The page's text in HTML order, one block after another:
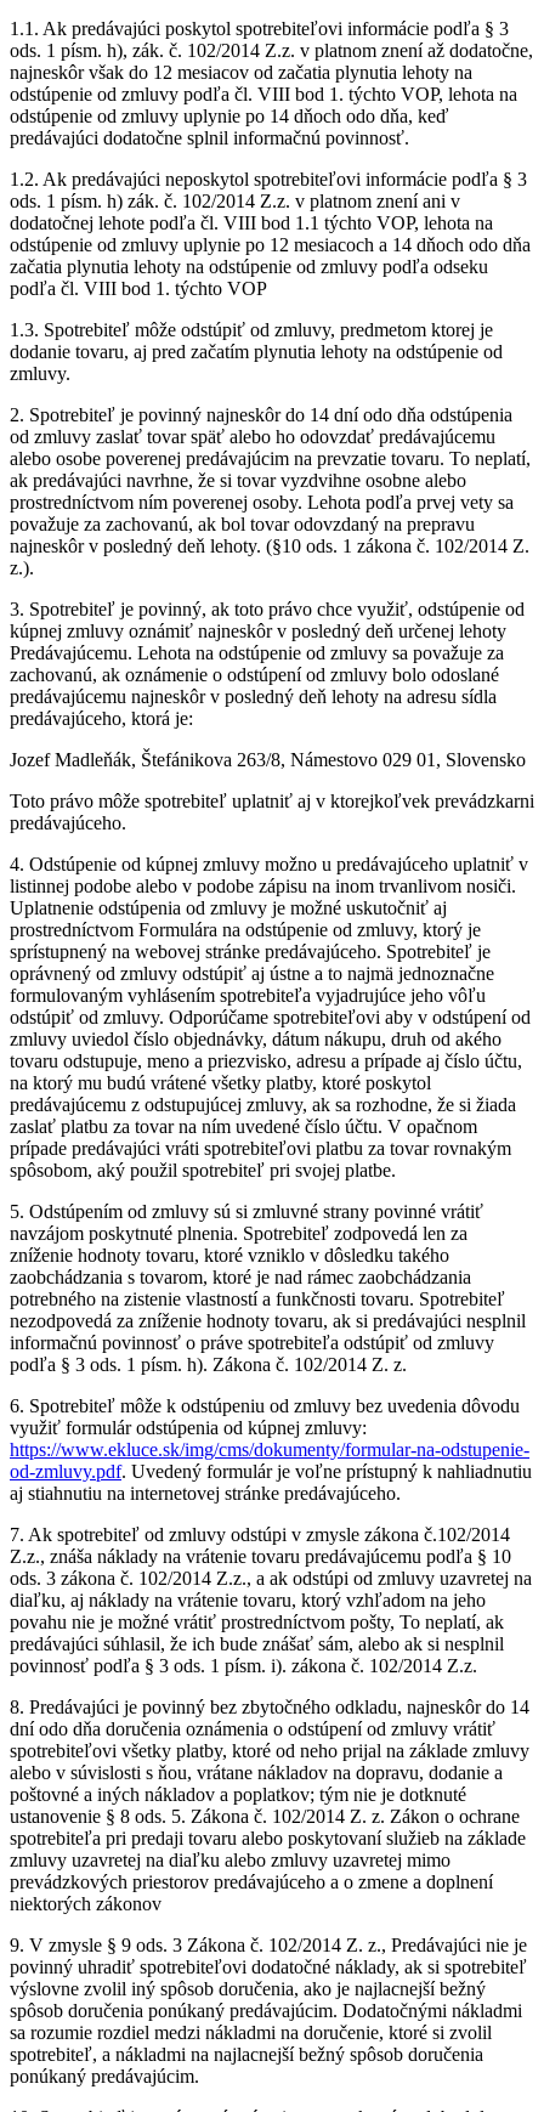
1.1. Ak predávajúci poskytol spotrebiteľovi informácie podľa § 3
ods. 1 písm. h), zák. č. 102/2014 Z.z. v platnom znení až dodatočne,
najneskôr však do 12 mesiacov od začatia plynutia lehoty na
odstúpenie od zmluvy podľa čl. VIII bod 1. týchto VOP, lehota na
odstúpenie od zmluvy uplynie po 14 dňoch odo dňa, keď
predávajúci dodatočne splnil informačnú povinnosť.
1.2. Ak predávajúci neposkytol spotrebiteľovi informácie podľa § 3
ods. 1 písm. h) zák. č. 102/2014 Z.z. v platnom znení ani v
dodatočnej lehote podľa čl. VIII bod 1.1 týchto VOP, lehota na
odstúpenie od zmluvy uplynie po 12 mesiacoch a 14 dňoch odo dňa
začatia plynutia lehoty na odstúpenie od zmluvy podľa odseku
podľa čl. VIII bod 1. týchto VOP
1.3. Spotrebiteľ môže odstúpiť od zmluvy, predmetom ktorej je
dodanie tovaru, aj pred začatím plynutia lehoty na odstúpenie od
zmluvy.
2. Spotrebiteľ je povinný najneskôr do 14 dní odo dňa odstúpenia
od zmluvy zaslať tovar späť alebo ho odovzdať predávajúcemu
alebo osobe poverenej predávajúcim na prevzatie tovaru. To neplatí,
ak predávajúci navrhne, že si tovar vyzdvihne osobne alebo
prostredníctvom ním poverenej osoby. Lehota podľa prvej vety sa
považuje za zachovanú, ak bol tovar odovzdaný na prepravu
najneskôr v posledný deň lehoty. (§10 ods. 1 zákona č. 102/2014 Z.
z.).
3. Spotrebiteľ je povinný, ak toto právo chce využiť, odstúpenie od
kúpnej zmluvy oznámiť najneskôr v posledný deň určenej lehoty
Predávajúcemu. Lehota na odstúpenie od zmluvy sa považuje za
zachovanú, ak oznámenie o odstúpení od zmluvy bolo odoslané
predávajúcemu najneskôr v posledný deň lehoty na adresu sídla
predávajúceho, ktorá je:
Jozef Madleňák, Štefánikova 263/8, Námestovo 029 01, Slovensko
Toto právo môže spotrebiteľ uplatniť aj v ktorejkoľvek prevádzkarni
predávajúceho.
4. Odstúpenie od kúpnej zmluvy možno u predávajúceho uplatniť v
listinnej podobe alebo v podobe zápisu na inom trvanlivom nosiči.
Uplatnenie odstúpenia od zmluvy je možné uskutočniť aj
prostredníctvom Formulára na odstúpenie od zmluvy, ktorý je
sprístupnený na webovej stránke predávajúceho. Spotrebiteľ je
oprávnený od zmluvy odstúpiť aj ústne a to najmä jednoznačne
formulovaným vyhlásením spotrebiteľa vyjadrujúce jeho vôľu
odstúpiť od zmluvy. Odporúčame spotrebiteľovi aby v odstúpení od
zmluvy uviedol číslo objednávky, dátum nákupu, druh od akého
tovaru odstupuje, meno a priezvisko, adresu a prípade aj číslo účtu,
na ktorý mu budú vrátené všetky platby, ktoré poskytol
predávajúcemu z odstupujúcej zmluvy, ak sa rozhodne, že si žiada
zaslať platbu za tovar na ním uvedené číslo účtu. V opačnom
prípade predávajúci vráti spotrebiteľovi platbu za tovar rovnakým
spôsobom, aký použil spotrebiteľ pri svojej platbe.
5. Odstúpením od zmluvy sú si zmluvné strany povinné vrátiť
navzájom poskytnuté plnenia. Spotrebiteľ zodpovedá len za
zníženie hodnoty tovaru, ktoré vzniklo v dôsledku takého
zaobchádzania s tovarom, ktoré je nad rámec zaobchádzania
potrebného na zistenie vlastností a funkčnosti tovaru. Spotrebiteľ
nezodpovedá za zníženie hodnoty tovaru, ak si predávajúci nesplnil
informačnú povinnosť o práve spotrebiteľa odstúpiť od zmluvy
podľa § 3 ods. 1 písm. h). Zákona č. 102/2014 Z. z.
6. Spotrebiteľ môže k odstúpeniu od zmluvy bez uvedenia dôvodu
využiť formulár odstúpenia od kúpnej zmluvy:
https://www.ekluce.sk/img/cms/dokumenty/formular-na-odstupenie-
od-zmluvy.pdf. Uvedený formulár je voľne prístupný k nahliadnutiu
aj stiahnutiu na internetovej stránke predávajúceho.
7. Ak spotrebiteľ od zmluvy odstúpi v zmysle zákona č.102/2014
Z.z., znáša náklady na vrátenie tovaru predávajúcemu podľa § 10
ods. 3 zákona č. 102/2014 Z.z., a ak odstúpi od zmluvy uzavretej na
diaľku, aj náklady na vrátenie tovaru, ktorý vzhľadom na jeho
povahu nie je možné vrátiť prostredníctvom pošty, To neplatí, ak
predávajúci súhlasil, že ich bude znášať sám, alebo ak si nesplnil
povinnosť podľa § 3 ods. 1 písm. i). zákona č. 102/2014 Z.z.
8. Predávajúci je povinný bez zbytočného odkladu, najneskôr do 14
dní odo dňa doručenia oznámenia o odstúpení od zmluvy vrátiť
spotrebiteľovi všetky platby, ktoré od neho prijal na základe zmluvy
alebo v súvislosti s ňou, vrátane nákladov na dopravu, dodanie a
poštovné a iných nákladov a poplatkov; tým nie je dotknuté
ustanovenie § 8 ods. 5. Zákona č. 102/2014 Z. z. Zákon o ochrane
spotrebiteľa pri predaji tovaru alebo poskytovaní služieb na základe
zmluvy uzavretej na diaľku alebo zmluvy uzavretej mimo
prevádzkových priestorov predávajúceho a o zmene a doplnení
niektorých zákonov
9. V zmysle § 9 ods. 3 Zákona č. 102/2014 Z. z., Predávajúci nie je
povinný uhradiť spotrebiteľovi dodatočné náklady, ak si spotrebiteľ
výslovne zvolil iný spôsob doručenia, ako je najlacnejší bežný
spôsob doručenia ponúkaný predávajúcim. Dodatočnými nákladmi
sa rozumie rozdiel medzi nákladmi na doručenie, ktoré si zvolil
spotrebiteľ, a nákladmi na najlacnejší bežný spôsob doručenia
ponúkaný predávajúcim.